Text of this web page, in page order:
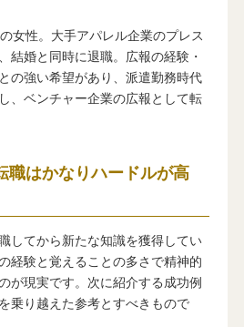
女性。大手アパレル企業のプレス
結婚と同時に退職。広報の経験・
の強い希望があり、派遣勤務時代
、ベンチャー企業の広報として転
職はかなりハードルが高
してから新たな知識を獲得してい
経験と覚えることの多さで精神的
が現実です。次に紹介する成功例
乗り越えた参考とすべきもので